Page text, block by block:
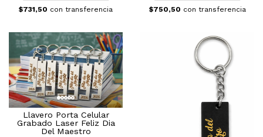
$731,50 con transferencia $750,50 con transferencia
Llavero Porta Celular
Grabado Laser Feliz Dia
Del Maestro